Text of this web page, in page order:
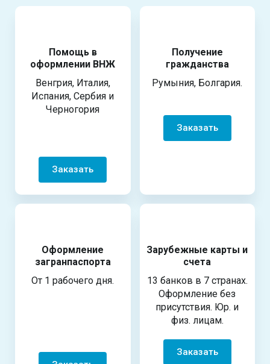
Помощь в
оформлении ВНЖ
Венгрия, Италия,
Испания, Сербия и
Черногория
Заказать
Получение
гражданства
Румыния, Болгария.
Заказать
Оформление
загранпаспорта
От 1 рабочего дня.
Зарубежные карты и
счета
13 банков в 7 странах.
Оформление без
присутствия. Юр. и
физ. лицам.
Заказать